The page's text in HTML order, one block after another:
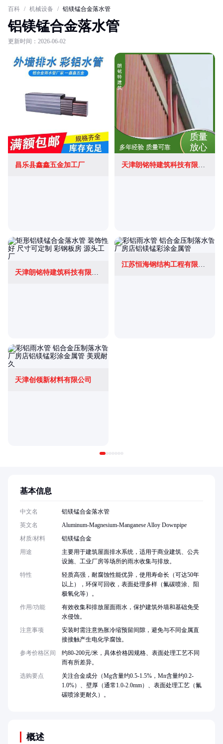
百科 / 机械设备 / 铝镁锰合金落水管
铝镁锰合金落水管
更新时间：2026-06-02
昌乐县鑫鑫五金加工厂 天津朗铭特建筑科技有限公司
天津朗铭特建筑科技有限公司
江苏恒海钢结构工程有限公司
天津创领新材料有限公司
概述
基本信息
中文名
铝镁锰合金落水管
英文名
Aluminum-Magnesium-Manganese Alloy Downpipe
材质/材料
铝镁锰合金
用途
主要用于建筑屋面排水系统，适用于商业建筑、公共
设施、工业厂房等场所的雨水收集与排放。
特性
轻质高强，耐腐蚀性能优异，使用寿命长（可达50年
以上），环保可回收，表面处理多样（氟碳喷涂、阳
极氧化等）。
作用/功能
有效收集和排放屋面雨水，保护建筑外墙和基础免受
水侵蚀。
注意事项
安装时需注意热胀冷缩预留间隙，避免与不同金属直
接接触产生电化学腐蚀。
参考价格区间
约80-200元/米，具体价格因规格、表面处理工艺不同
而有所差异。
选购要点
关注合金成分（Mg含量约0.5-1.5%，Mn含量约0.2-
1.0%）、壁厚（通常1.0-2.0mm）、表面处理工艺（氟
碳喷涂更耐久）。